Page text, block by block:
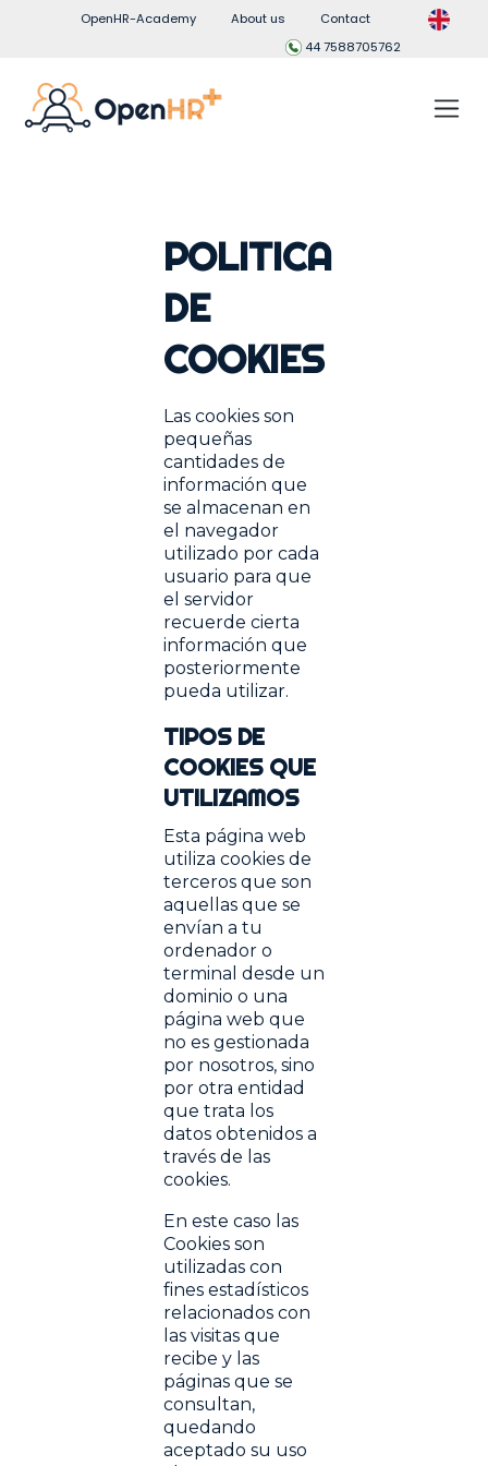
OpenHR-Academy About us
Contact
44 7588705762
POLITICA
DE
COOKIES
Las cookies son
pequeñas
cantidades de
información que
se almacenan en
el navegador
utilizado por cada
usuario para que
el servidor
recuerde cierta
información que
posteriormente
pueda utilizar.
TIPOS DE
COOKIES QUE
UTILIZAMOS
Esta página web
utiliza cookies de
terceros que son
aquellas que se
envían a tu
ordenador o
terminal desde un
dominio o una
página web que
no es gestionada
por nosotros, sino
por otra entidad
que trata los
datos obtenidos a
través de las
cookies.
En este caso las
Cookies son
utilizadas con
fines estadísticos
relacionados con
las visitas que
recibe y las
páginas que se
consultan,
quedando
aceptado su uso